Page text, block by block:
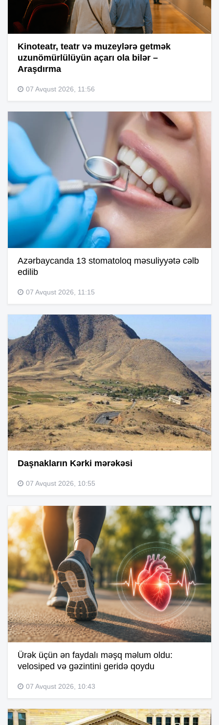
Kinoteatr, teatr və muzeylərə getmək
uzunömürlülüyün açarı ola bilər –
Araşdırma
07 Avqust 2026, 11:56
Azərbaycanda 13 stomatoloq məsuliyyətə cəlb
edilib
07 Avqust 2026, 11:15
Daşnakların Kərki mərəkəsi
07 Avqust 2026, 10:55
Ürək üçün ən faydalı məşq məlum oldu:
velosiped və gəzintini geridə qoydu
07 Avqust 2026, 10:43